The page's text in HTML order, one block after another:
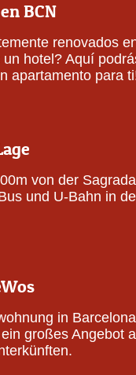
BCN
renovados
hotel? Aquí
apartamento para
von der Sagrada
und U-Bahn in
in Barcelona
großes Angebot